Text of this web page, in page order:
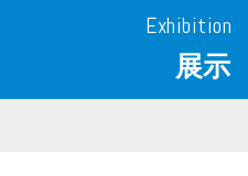
Exhibition
展示